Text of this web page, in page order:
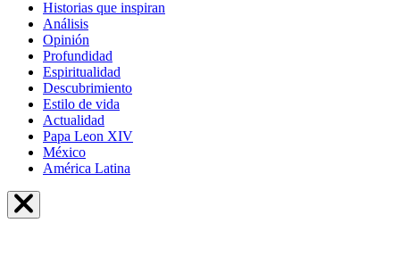
Historias que inspiran
Análisis
Opinión
Profundidad
Espiritualidad
Descubrimiento
Estilo de vida
Actualidad
Papa Leon XIV
México
América Latina